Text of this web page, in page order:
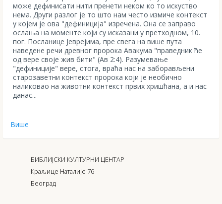
може дефинисати нити пренети неком ко то искуство
нема. Други разлог је то што нам често измиче контекст
у којем је ова "дефиниција" изречена. Она се заправо
ослања на моменте који су исказани у претходном, 10.
пог. Посланице Јеврејима, пре свега на више пута
наведене речи древног пророка Авакума "праведник ће
од вере своје жив бити" (Ав 2:4). Разумевање
"дефиниције" вере, стога, враћа нас на заборављени
старозаветни контекст пророка који је необично
наликовао на животни контекст првих хришћана, а и нас
данас...
Више
БИБЛИЈСКИ КУЛТУРНИ ЦЕНТАР
Краљице Наталије 76
Београд